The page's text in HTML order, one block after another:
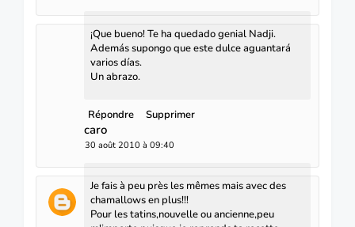
¡Que bueno! Te ha quedado genial Nadji.
Además supongo que este dulce aguantará
varios días.
Un abrazo.
Répondre Supprimer
caro
30 août 2010 à 09:40
Je fais à peu près les mêmes mais avec des
chamallows en plus!!!
Pour les tatins,nouvelle ou ancienne,peu